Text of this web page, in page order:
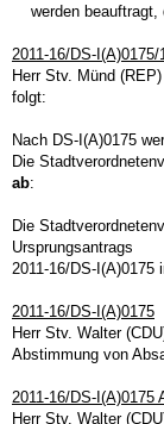
werden beauftragt,
2011-16/DS-I(A)0175/1
Herr Stv. Münd
folgt:
Nach DS-I(A)0175
Die
ab:
Die
Ursprungsantrags
2011-16/DS-I(A)0175
2011-16/DS-I(A)0175
Herr Stv. Walter
Abstimmung von
2011-16/DS-I(A)0175
Herr Stv. Walter